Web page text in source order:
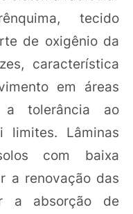
tecido
de oxigênio da
característica
em áreas
a tolerância ao
limites. Lâminas
com baixa
a renovação das
a absorção de